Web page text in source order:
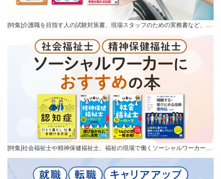
[特集]介護職を目指す人の試験対策書、現場スタッフのための実務書など、…
[特集]社会福祉士や精神保健福祉士、福祉の現場で働くソーシャルワーカー…